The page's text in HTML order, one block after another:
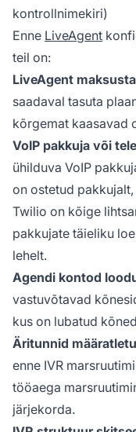
kontrollnimekiri)
Enne LiveAgent
teil on:
LiveAgent
saadaval tasuta
kõrgemat kaasavad
VoIP pakkuja või
ühilduva VoIP
on ostetud
Twilio on kõige
pakkujate täieliku
lehelt.
Agendi kontod
vastuvõtavad
kus on lubatud
Äritunnid
enne IVR
tööaega
järjekorda.